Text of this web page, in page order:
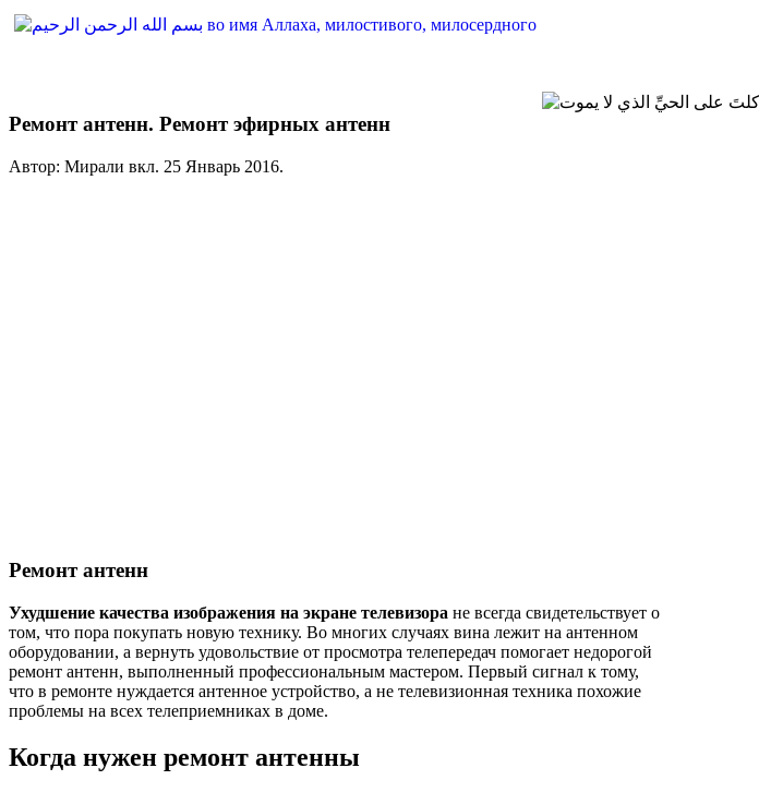
Ремонт антенн. Ремонт эфирных антенн
Автор: Мирали вкл. 25 Январь 2016.
Ремонт антенн
Ухудшение качества изображения на экране телевизора не всегда свидетельствует о
том, что пора покупать новую технику. Во многих случаях вина лежит на антенном
оборудовании, а вернуть удовольствие от просмотра телепередач помогает недорогой
ремонт антенн, выполненный профессиональным мастером. Первый сигнал к тому,
что в ремонте нуждается антенное устройство, а не телевизионная техника похожие
проблемы на всех телеприемниках в доме.
Когда нужен ремонт антенны